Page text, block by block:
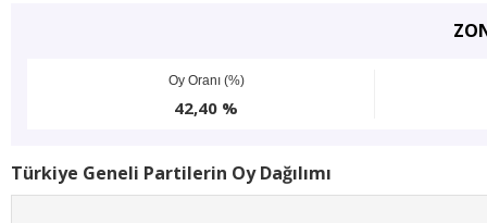
Oy Oranı (%)
42,40 %
Türkiye Geneli Partilerin Oy Dağılımı